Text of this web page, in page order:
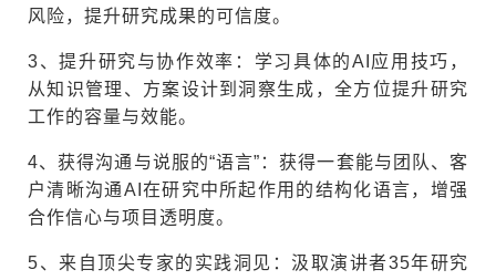
风险，提升研究成果的可信度。
3、提升研究与协作效率：学习具体的AI应用技巧，
从知识管理、方案设计到洞察生成，全方位提升研究
工作的容量与效能。
4、获得沟通与说服的“语言”：获得一套能与团队、客
户清晰沟通AI在研究中所起作用的结构化语言，增强
合作信心与项目透明度。
5、来自顶尖专家的实践洞见：汲取演讲者35年研究